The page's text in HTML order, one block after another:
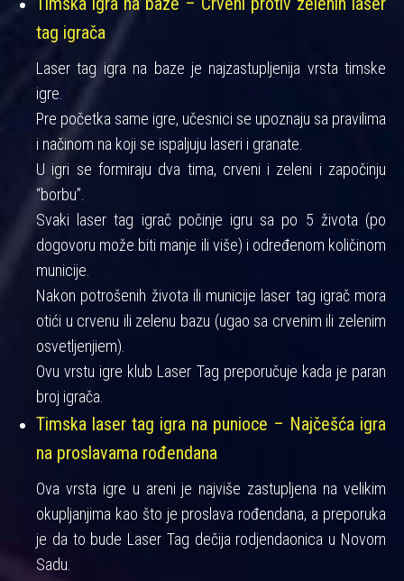
tag igrača
Laser tag igra na baze je najzastupljenija vrsta timske
igre.
Pre početka same igre, učesnici se upoznaju sa pravilima
i načinom na koji se ispaljuju laseri i granate.
U igri se formiraju dva tima, crveni i zeleni i započinju
“borbu”.
Svaki laser tag igrač počinje igru sa po 5 života (po
dogovoru može biti manje ili više) i određenom količinom
municije.
Nakon potrošenih života ili municije laser tag igrač mora
otići u crvenu ili zelenu bazu (ugao sa crvenim ili zelenim
osvetljenjiem).
Ovu vrstu igre klub Laser Tag preporučuje kada je paran
broj igrača.
Timska laser tag igra na punioce – Najčešća igra
na proslavama rođendana
Ova vrsta igre u areni je najviše zastupljena na velikim
okupljanjima kao što je proslava rođendana, a preporuka
je da to bude Laser Tag dečija rodjendaonica u Novom
Sadu.